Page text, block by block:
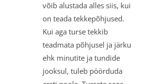
võib alustada alles siis, kui
on teada tekkepõhjused.
Kui aga turse tekkib
teadmata põhjusel ja järku
ehk minutite ja tundide
jooksul, tuleb pöörduda